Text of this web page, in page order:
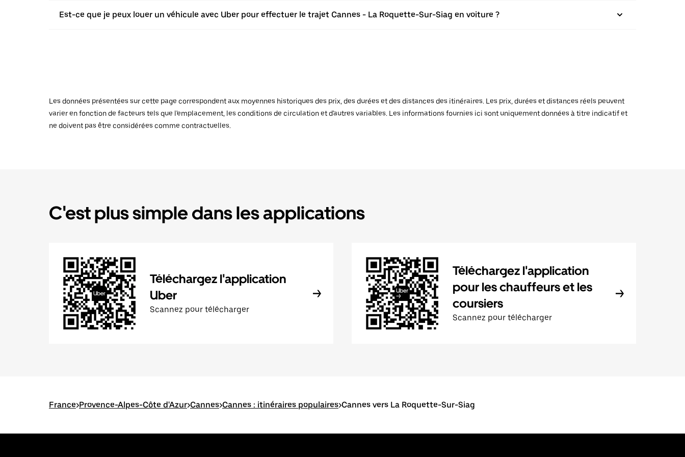
Est-ce que je peux louer un véhicule avec Uber pour effectuer le trajet Cannes - La Roquette-Sur-Siag en voiture ?
Les données présentées sur cette page correspondent aux moyennes historiques des prix, des durées et des distances des itinéraires. Les prix, durées et distances réels peuvent
varier en fonction de facteurs tels que l'emplacement, les conditions de circulation et d'autres variables. Les informations fournies ici sont uniquement données à titre indicatif et
ne doivent pas être considérées comme contractuelles.
C'est plus simple dans les applications
Téléchargez l'application
Uber
Scannez pour télécharger
Téléchargez l'application
pour les chauffeurs et les
coursiers
Scannez pour télécharger
France>Provence-Alpes-Côte d'Azur>Cannes>Cannes : itinéraires populaires>Cannes vers La Roquette-Sur-Siag